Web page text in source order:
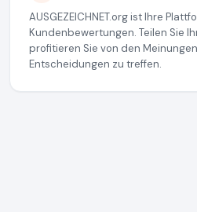
AUSGEZEICHNET.org ist Ihre
Kundenbewertungen. Teilen Sie
profitieren Sie von den
Entscheidungen zu treffen.